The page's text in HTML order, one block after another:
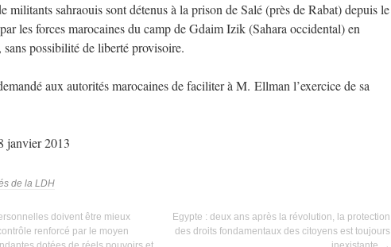
militants sahraouis sont détenus à la prison de Salé (près de Rabat) depuis le
les forces marocaines du camp de Gdaim Izik (Sahara occidental) en
sans possibilité de liberté provisoire.
aux autorités marocaines de faciliter à M. Ellman l’exercice de sa
janvier 2013
de la LDH
doivent être mieux
renforcé par le moyen
Egypte : deux ans après la révolution, la protection
des droits fondamentaux des citoyens est toujours